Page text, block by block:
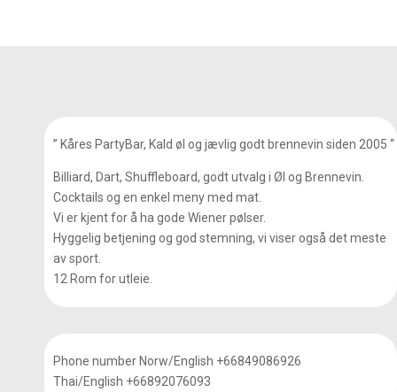
” Kåres PartyBar, Kald øl og jævlig godt brennevin siden 2005 “
Billiard, Dart, Shuffleboard, godt utvalg i Øl og Brennevin.
Cocktails og en enkel meny med mat.
Vi er kjent for å ha gode Wiener pølser.
Hyggelig betjening og god stemning, vi viser også det meste
av sport.
12 Rom for utleie.
Phone number Norw/English +66849086926
Thai/English +66892076093